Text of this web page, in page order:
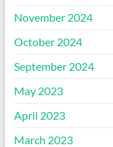
November 2024
October 2024
September 2024
May 2023
April 2023
March 2023